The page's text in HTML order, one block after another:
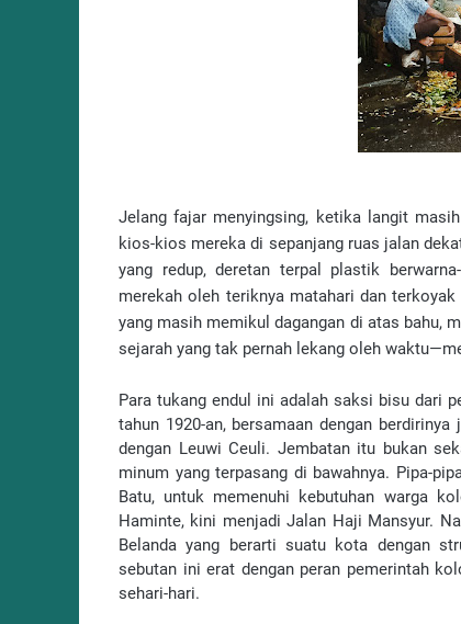
Jelang fajar menyingsing, ketika langit
kios-kios mereka di sepanjang ruas jalan
yang redup, deretan terpal plastik
merekah oleh teriknya matahari dan
yang masih memikul dagangan di atas bahu,
sejarah yang tak pernah lekang oleh
Para tukang endul ini adalah saksi bisu dari
tahun 1920-an, bersamaan dengan
dengan Leuwi Ceuli. Jembatan itu bukan
minum yang terpasang di bawahnya. Pipa-
Batu, untuk memenuhi kebutuhan warga
Haminte, kini menjadi Jalan Haji Mansyur.
Belanda yang berarti suatu kota dengan
sebutan ini erat dengan peran pemerintah
sehari-hari.